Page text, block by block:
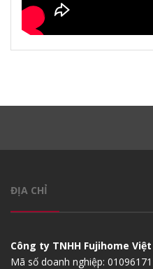
ĐỊA CHỈ
Công ty TNHH Fujihome
Mã số doanh nghiệp: